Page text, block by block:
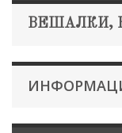
ВЕШАЛКИ,